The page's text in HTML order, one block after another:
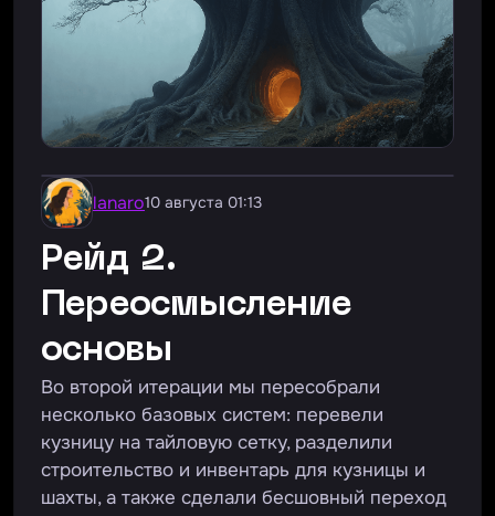
lanaro10 августа 01:13
Рейд 2.
Переосмысление
основы
Во второй итерации мы пересобрали
несколько базовых систем: перевели
кузницу на тайловую сетку, разделили
строительство и инвентарь для кузницы и
шахты, а также сделали бесшовный переход